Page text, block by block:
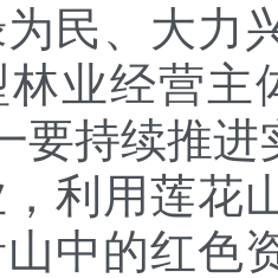
民、大力
林业经营
要持续推
利用莲花
中的红色